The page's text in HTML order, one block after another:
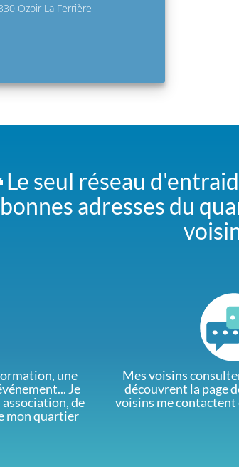
Ozoir La Ferrière
Le seul réseau
bonnes adresses du
une
Je
association, de
mon quartier
Mes voisins
découvrent la page
voisins me contactent